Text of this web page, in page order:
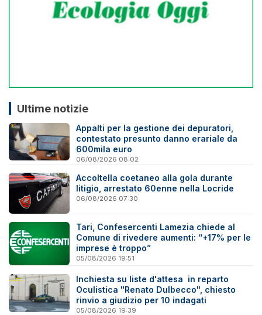
Ultime notizie
Appalti per la gestione dei depuratori,
contestato presunto danno erariale da
600mila euro
06/08/2026 08:02
Accoltella coetaneo alla gola durante
litigio, arrestato 60enne nella Locride
06/08/2026 07:30
Tari, Confesercenti Lamezia chiede al
Comune di rivedere aumenti: “+17% per le
imprese è troppo”
05/08/2026 19:51
Inchiesta su liste d'attesa in reparto
Oculistica "Renato Dulbecco", chiesto
rinvio a giudizio per 10 indagati
05/08/2026 19:39